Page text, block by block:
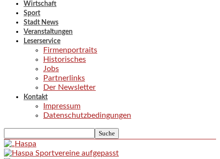
Wirtschaft
Sport
Stadt News
Veranstaltungen
Leserservice
Firmenportraits
Historisches
Jobs
Partnerlinks
Der Newsletter
Kontakt
Impressum
Datenschutzbedingungen